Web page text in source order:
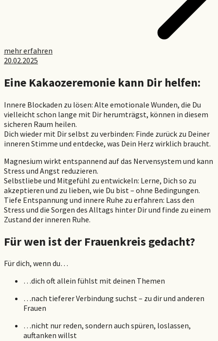
mehr erfahren
20.02.2025
Eine Kakaozeremonie kann Dir helfen:
Innere Blockaden zu lösen: Alte emotionale Wunden, die Du
vielleicht schon lange mit Dir herumträgst, können in diesem
sicheren Raum heilen.
Dich wieder mit Dir selbst zu verbinden: Finde zurück zu Deiner
inneren Stimme und entdecke, was Dein Herz wirklich braucht.
Magnesium wirkt entspannend auf das Nervensystem und kann
Stress und Angst reduzieren.
Selbstliebe und Mitgefühl zu entwickeln: Lerne, Dich so zu
akzeptieren und zu lieben, wie Du bist – ohne Bedingungen.
Tiefe Entspannung und innere Ruhe zu erfahren: Lass den
Stress und die Sorgen des Alltags hinter Dir und finde zu einem
Zustand der inneren Ruhe.
Für wen ist der Frauenkreis gedacht?
Für dich, wenn du…
…dich oft allein fühlst mit deinen Themen
…nach tieferer Verbindung suchst – zu dir und anderen
Frauen
…nicht nur reden, sondern auch spüren, loslassen,
auftanken willst